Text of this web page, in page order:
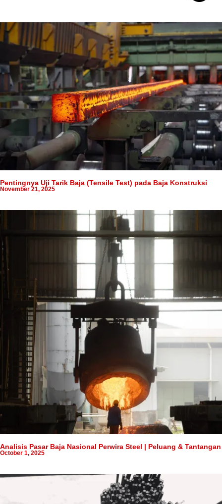
Pentingnya Uji Tarik Baja (Tensile Test) pada Baja Konstruksi
November 21, 2025
Analisis Pasar Baja Nasional Perwira Steel | Peluang & Tantangan
October 1, 2025